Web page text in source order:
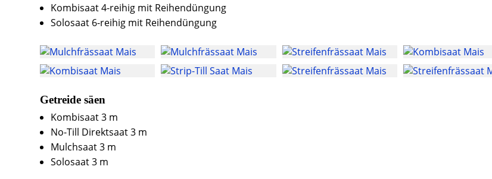
Kombisaat 4-reihig mit Reihendüngung
Solosaat 6-reihig mit Reihendüngung
Getreide säen
Kombisaat 3 m
No-Till Direktsaat 3 m
Mulchsaat 3 m
Solosaat 3 m